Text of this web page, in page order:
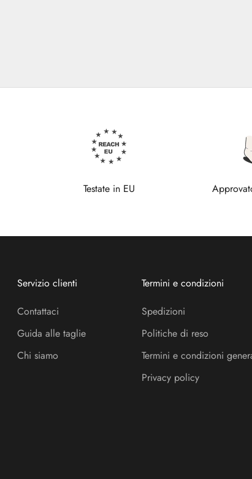
Testate in EU
Servizio clienti
Contattaci
Guida alle taglie
Chi siamo
Termini e condizioni
Spedizioni
Politiche di reso
Termini e condizioni
Privacy policy